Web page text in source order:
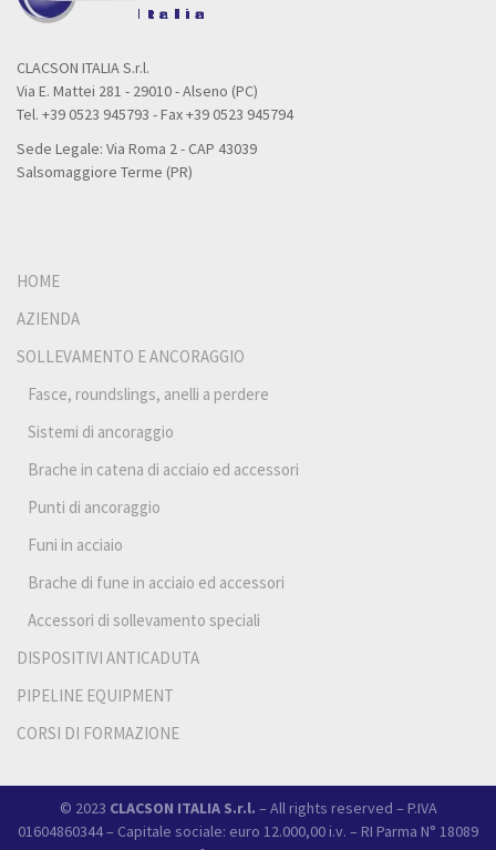
CLACSON ITALIA S.r.l.
Via E. Mattei 281 - 29010 - Alseno (PC)
Tel. +39 0523 945793 - Fax +39 0523 945794
Sede Legale: Via Roma 2 - CAP 43039
Salsomaggiore Terme (PR)
HOME
AZIENDA
SOLLEVAMENTO E ANCORAGGIO
Fasce, roundslings, anelli a perdere
Sistemi di ancoraggio
Brache in catena di acciaio ed accessori
Punti di ancoraggio
Funi in acciaio
Brache di fune in acciaio ed accessori
Accessori di sollevamento speciali
DISPOSITIVI ANTICADUTA
PIPELINE EQUIPMENT
CORSI DI FORMAZIONE
© 2023 CLACSON ITALIA S.r.l. – All rights reserved – P.IVA
01604860344 – Capitale sociale: euro 12.000,00 i.v. – RI Parma N° 18089